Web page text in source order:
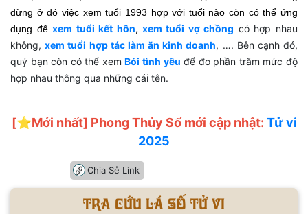
dừng ở đó việc xem tuổi 1993 hợp với tuổi nào còn có thể ứng
dụng đểxem tuổi kết hôn, xem tuổi vợ chồng có hợp nhau
không,xem tuổi hợp tác làm ăn kinh doanh, …. Bên cạnh đó,
quý bạn còn có thể xemBói tình yêu để đo phần trăm mức độ
hợp nhau thông qua những cái tên.
[⭐️Mới nhất] Phong Thủy Số mới cập nhật: Tử vi
2025
Chia Sẻ Link
Tra cứu lá số tử vi